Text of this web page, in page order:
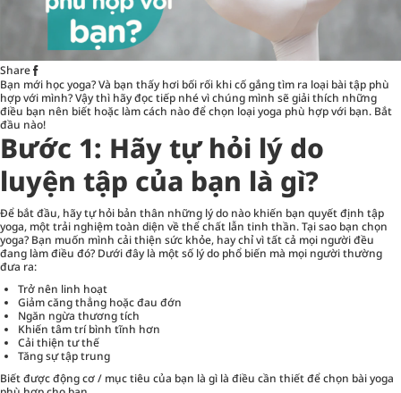
Share
Bạn mới học yoga? Và bạn thấy hơi bối rối khi cố gắng tìm ra loại bài tập phù
hợp với mình? Vậy thì hãy đọc tiếp nhé vì chúng mình sẽ giải thích những
điều bạn nên biết hoặc làm cách nào để chọn loại yoga phù hợp với bạn. Bắt
đầu nào!
Bước 1: Hãy tự hỏi lý do
luyện tập của bạn là gì?
Để bắt đầu, hãy tự hỏi bản thân những lý do nào khiến bạn quyết định tập
yoga, một trải nghiệm toàn diện về thể chất lẫn tinh thần. Tại sao bạn chọn
yoga? Bạn muốn mình cải thiện sức khỏe, hay chỉ vì tất cả mọi người đều
đang làm điều đó? Dưới đây là một số lý do phổ biến mà mọi người thường
đưa ra:
Trở nên linh hoạt
Giảm căng thẳng hoặc đau đớn
Ngăn ngừa thương tích
Khiến tâm trí bình tĩnh hơn
Cải thiện tư thế
Tăng sự tập trung
Biết được động cơ / mục tiêu của bạn là gì là điều cần thiết để chọn bài yoga